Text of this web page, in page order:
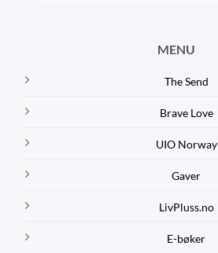
MENU
The Send
Brave Love
UIO Norway
Gaver
LivPluss.no
E-bøker